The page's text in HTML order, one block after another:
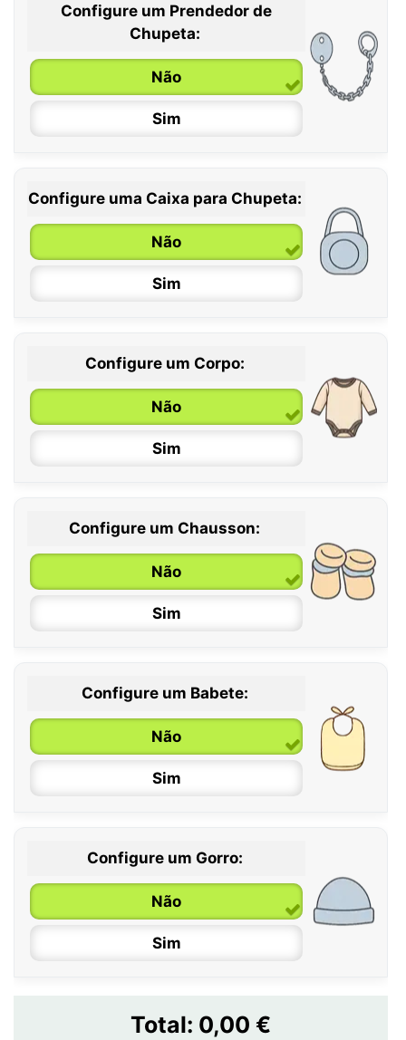
0 / 6 meses
6 / 36 meses
Configure um Prendedor de
Chupeta:
Não
Sim
Configure uma Caixa para Chupeta:
Não
Sim
Configure um Corpo:
Não
Sim
0 / 6 meses
6 / 12 meses
12 / 18 meses
Configure um Chausson:
Não
Sim
Configure um Babete:
Não
Sim
Configure um Gorro:
Não
Sim
Total: 0,00 €